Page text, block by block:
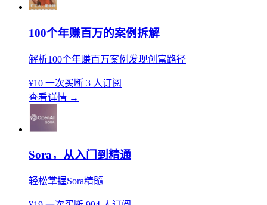
100个年赚百万的案例拆解
解析100个年赚百万案例发现创富路径
¥10 一次买断 3 人订阅
查看详情 →
Sora，从入门到精通
轻松掌握Sora精髓